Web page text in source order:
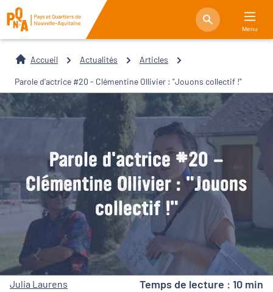
Menu
Accueil Actualités Articles
Parole d'actrice #20 - Clémentine Ollivier : "Jouons collectif !"
Parole d'actrice #20 -
Clémentine Ollivier : "Jouons
collectif !"
Julia Laurens
Temps de lecture : 10 min